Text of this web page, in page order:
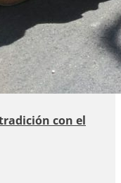
con el